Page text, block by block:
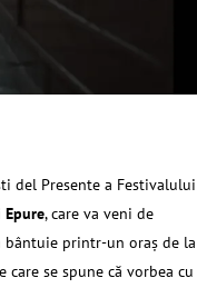
del Presente a Festivalului
Epure, care va veni de
bântuie printr-un oraş de la
se spune că vorbea cu